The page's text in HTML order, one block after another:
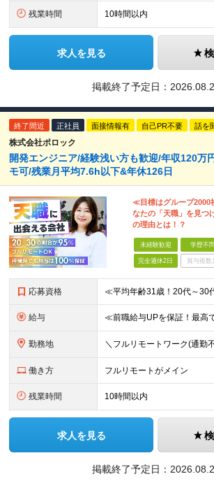
残業時間 10時間以内
求人を見る
掲載終了予定日：
終了間近 正社員 面接情報有 自己PR不要 話を
株式会社ポロック
開発エンジニア/経験浅い方も歓迎/年収120万
モ可/残業月平均7.6h以下&年休126日
≪目標はグループ2000
なたの「天職」を見つ
の理由とは！？
未経験歓迎 学歴不問
完全週休2日 賞与複数
応募資格
給与
勤務地
働き方 フルリモートがメイン
残業時間 10時間以内
求人を見る
掲載終了予定日：